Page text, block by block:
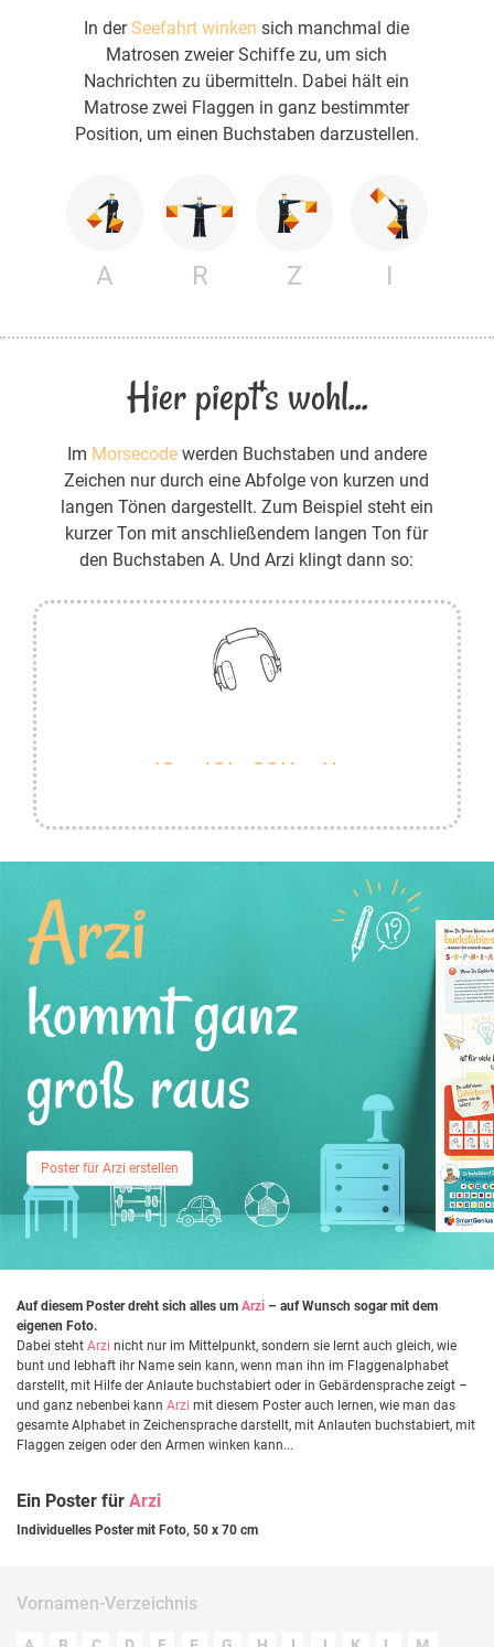
In derSeefahrt winken sich manchmal die
Matrosen zweier Schiffe zu, um sich
Nachrichten zu übermitteln. Dabei hält ein
Matrose zwei Flaggen in ganz bestimmter
Position, um einen Buchstaben darzustellen.
A R Z I
Hier piept's wohl...
Im Morsecodewerden Buchstaben und andere
Zeichen nur durch eine Abfolge von kurzen und
langen Tönen dargestellt. Zum Beispiel steht ein
kurzer Ton mit anschließendem langen Ton für
den Buchstaben A. Und Arzi klingt dann so:
Arzi
kommt ganz
groß raus
Poster für Arzi erstellen
Auf diesem Poster dreht sich alles um Arzi – auf Wunsch sogar mit dem
eigenen Foto.
Dabei steht Arzi nicht nur im Mittelpunkt, sondern sie lernt auch gleich, wie
bunt und lebhaft ihr Name sein kann, wenn man ihn im Flaggenalphabet
darstellt, mit Hilfe der Anlaute buchstabiert oder in Gebärdensprache zeigt –
und ganz nebenbei kann Arzi mit diesem Poster auch lernen, wie man das
gesamte Alphabet in Zeichensprache darstellt, mit Anlauten buchstabiert, mit
Flaggen zeigen oder den Armen winken kann...
Ein Poster für Arzi
Individuelles Poster mit Foto, 50 x 70 cm
Vornamen-Verzeichnis